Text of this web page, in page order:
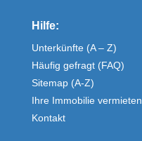
Hilfe:
Unterkünfte (A – Z)
Häufig gefragt (FAQ)
Sitemap (A-Z)
Ihre Immobilie vermieten
Kontakt